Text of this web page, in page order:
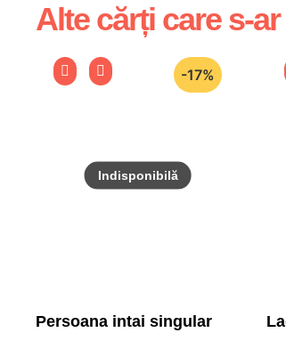
Alte cărți care s-
-17%
Persoana intai singular